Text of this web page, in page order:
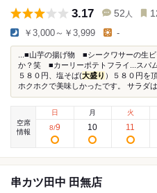
3.17 52 人
￥3,000～￥3,999 -
...■山芋の揚げ物 ■シークワサーの生
か？笑 ■カーリーポテトフライ...スパ
５８０円、塩そば(大盛り ）５８０円を
ホクホクで美味しかったです。 サラダは
空席
情報
日
8/9
月
10
火
11
串カツ田中 田無店